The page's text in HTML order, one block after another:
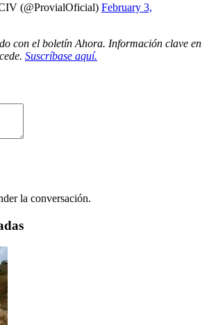
(@ProvialOficial) February 3,
con el boletín Ahora. Información clave en
Suscríbase aquí.
la conversación.